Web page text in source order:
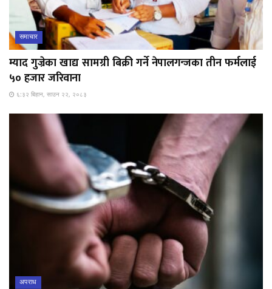
समाचार
म्याद गुज्रेका खाद्य सामग्री बिक्री गर्ने नेपालगन्जका तीन फर्मलाई
५० हजार जरिवाना
६:३२ बिहान, साउन २२, २०८३
अपराध